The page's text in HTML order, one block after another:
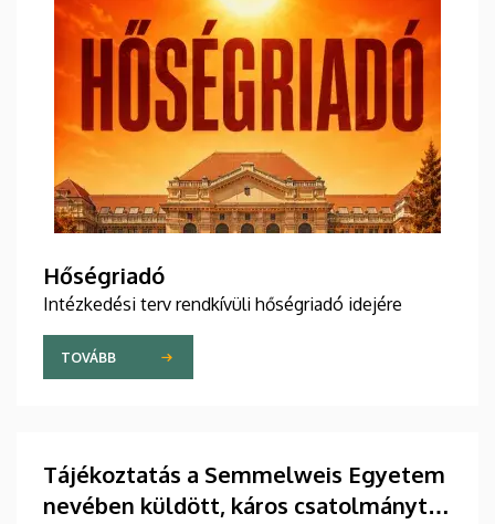
Hőségriadó
Intézkedési terv rendkívüli hőségriadó idejére
TOVÁBB
Tájékoztatás a Semmelweis Egyetem
nevében küldött, káros csatolmányt